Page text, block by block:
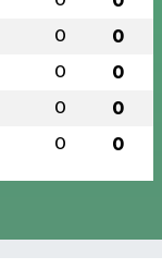
0 0
0 0
0 0
0 0